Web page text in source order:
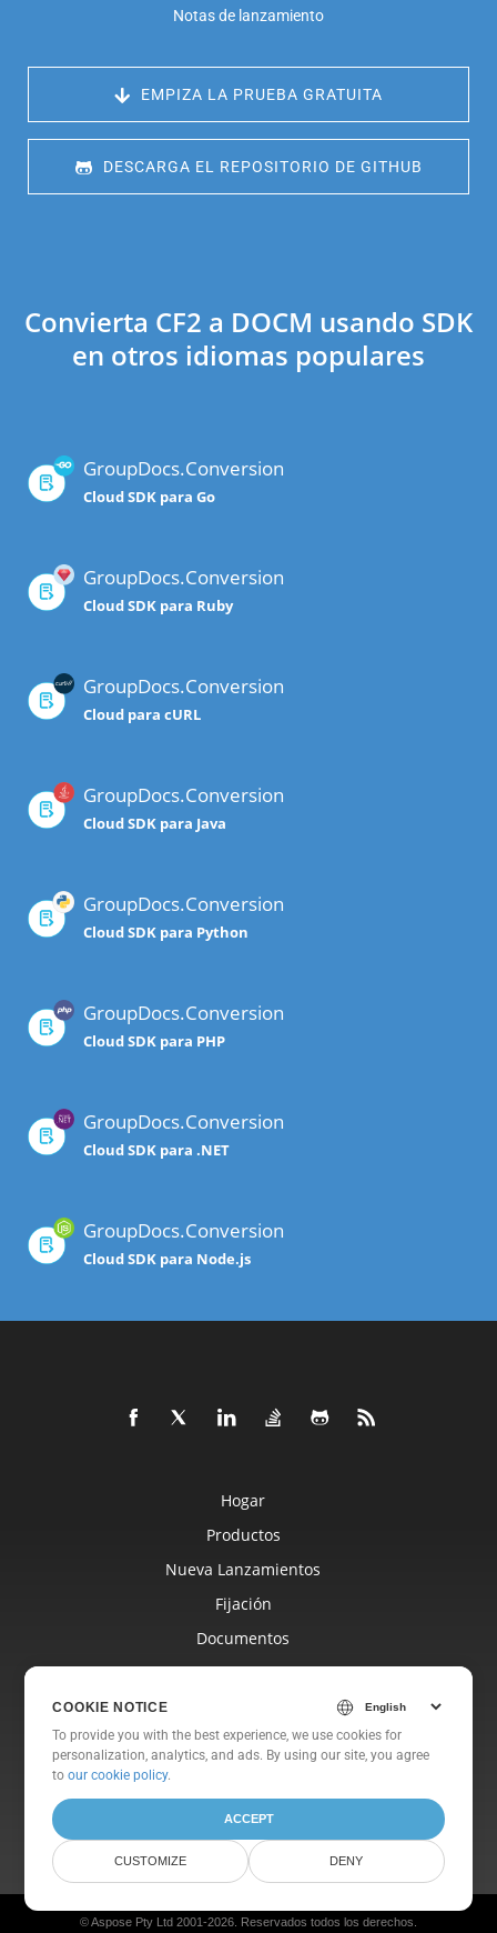
Notas de lanzamiento
EMPIZA LA PRUEBA GRATUITA
DESCARGA EL REPOSITORIO DE GITHUB
Convierta CF2 a DOCM usando SDK
en otros idiomas populares
GroupDocs.Conversion
Cloud SDK para Go
GroupDocs.Conversion
Cloud SDK para Ruby
GroupDocs.Conversion
Cloud para cURL
GroupDocs.Conversion
Cloud SDK para Java
GroupDocs.Conversion
Cloud SDK para Python
GroupDocs.Conversion
Cloud SDK para PHP
GroupDocs.Conversion
Cloud SDK para .NET
GroupDocs.Conversion
Cloud SDK para Node.js
Hogar
Productos
Nueva Lanzamientos
Fijación
Documentos
Libre Apoyo
Blog
Sobre
© Aspose Pty Ltd 2001-2026. Reservados todos los derechos.
COOKIE NOTICE
To provide you with the best experience, we use cookies for
personalization, analytics, and ads. By using our site, you agree
toour cookie policy.
ACCEPT
CUSTOMIZE DENY